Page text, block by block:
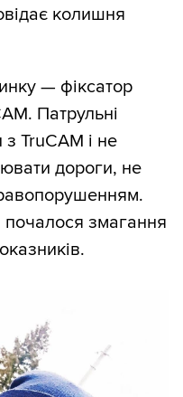
колишня
— фіксатор
Патрульні
TruCAM і не
дороги, не
почалося змагання